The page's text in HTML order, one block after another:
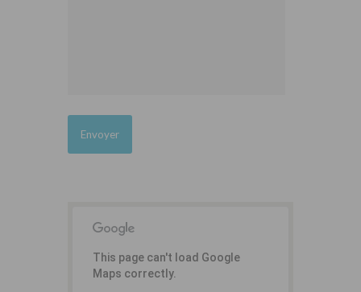
This page can't load Google
Maps correctly.